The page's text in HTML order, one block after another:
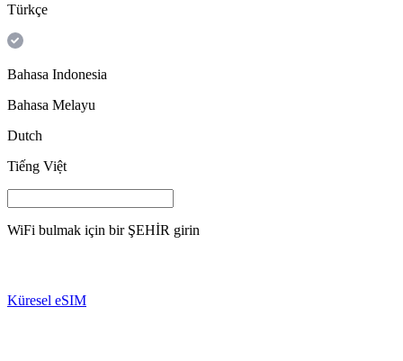
Türkçe
Bahasa Indonesia
Bahasa Melayu
Dutch
Tiếng Việt
WiFi bulmak için bir ŞEHİR girin
Küresel eSIM